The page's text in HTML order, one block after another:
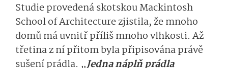
Studie provedená skotskou Mackintosh
School of Architecture zjistila, že mnoho
domů má uvnitř příliš mnoho vlhkosti. Až
třetina z ní přitom byla připisována právě
sušení prádla. „Jedna náplň prádla